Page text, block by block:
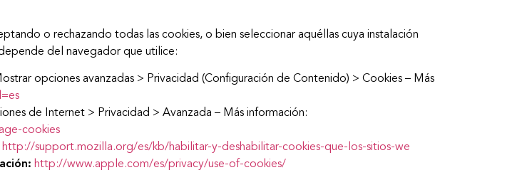
o rechazando todas las cookies, o bien seleccionar aquéllas cuya instalación
del navegador que utilice:
opciones avanzadas > Privacidad (Configuración de Contenido) > Cookies – Más
de Internet > Privacidad > Avanzada – Más información:
cookies
http://support.mozilla.org/es/kb/habilitar-y-deshabilitar-cookies-que-los-sitios-we
http://www.apple.com/es/privacy/use-of-cookies/